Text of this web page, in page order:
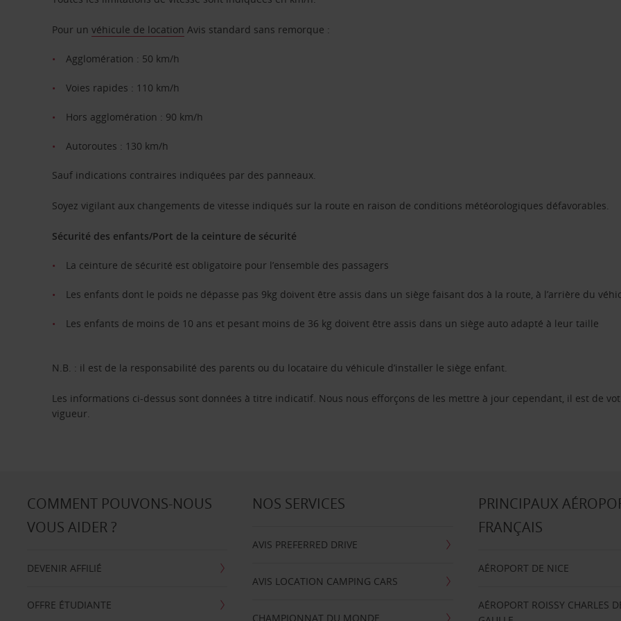
Pour unvéhicule de location Avis standard sans remorque :
Agglomération : 50 km/h
Voies rapides : 110 km/h
Hors agglomération : 90 km/h
Autoroutes : 130 km/h
Sauf indications contraires indiquées par des panneaux.
Soyez vigilant aux changements de vitesse indiqués sur la route en raison de conditions météorologiques défavorables.
Sécurité des enfants/Port de la ceinture de sécurité
La ceinture de sécurité est obligatoire pour l’ensemble des passagers
Les enfants dont le poids ne dépasse pas 9kg doivent être assis dans un siège faisant dos à la route, à l’arrière du
Les enfants de moins de 10 ans et pesant moins de 36 kg doivent être assis dans un siège auto adapté à leur taille
N.B. : il est de la responsabilité des parents ou du locataire du véhicule d’installer le siège enfant.
Les informations ci-dessus sont données à titre indicatif. Nous nous efforçons de les mettre à jour cependant, il est de
vigueur.
COMMENT POUVONS-NOUS
VOUS AIDER ?
DEVENIR AFFILIÉ
OFFRE ÉTUDIANTE
NOS SERVICES
AVIS PREFERRED DRIVE
AVIS LOCATION CAMPING CARS
CHAMPIONNAT DU MONDE
PRINCIPAUX
FRANÇAIS
AÉROPORT DE NICE
AÉROPORT ROISSY CHARLES